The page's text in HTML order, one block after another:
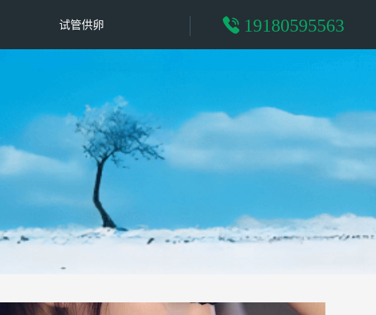
试管供卵 19180595563